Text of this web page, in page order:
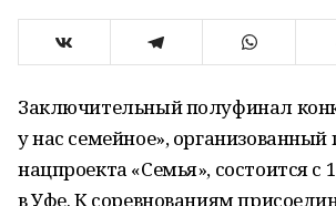
Заключительный полуфинал
у нас семейное»,
нацпроекта «Семья», состоится с
в Уфе. К соревнованиям